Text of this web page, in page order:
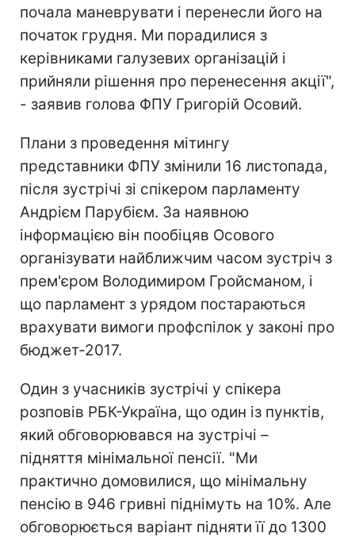
почала маневрувати і перенесли його на
початок грудня. Ми порадилися з
керівниками галузевих організацій і
прийняли рішення про перенесення акції",
- заявив голова ФПУ Григорій Осовий.
Плани з проведення мітингу
представники ФПУ змінили 16 листопада,
після зустрічі зі спікером парламенту
Андрієм Парубієм. За наявною
інформацією він пообіцяв Осового
організувати найближчим часом зустріч з
прем'єром Володимиром Гройсманом, і
що парламент з урядом постараються
врахувати вимоги профспілок у законі про
бюджет-2017.
Один з учасників зустрічі у спікера
розповів РБК-Україна, що один із пунктів,
який обговорювався на зустрічі –
підняття мінімальної пенсії. "Ми
практично домовилися, що мінімальну
пенсію в 946 гривні піднімуть на 10%. Але
обговорюється варіант підняти її до 1300